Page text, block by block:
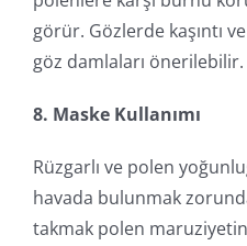
görür. Gözlerde kaşıntı
göz damlaları önerilebilir.
8. Maske Kullanımı
Rüzgarlı ve polen
havada bulunmak
takmak polen